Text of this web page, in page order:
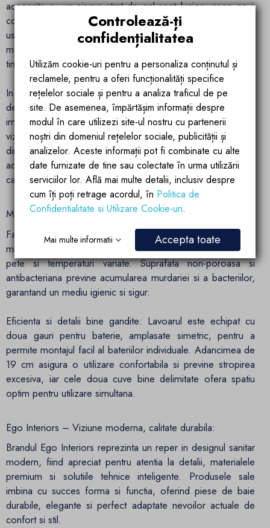
acoperita cu un singur strat de gel-coat lucios, ceea ce ii
confera stralucire uniforma, rezistenta sporita si o intretinere
usoara. Petele, urmele de apa si zgarieturile fine sunt mult
mai putin vizibile, iar aspectul estetic se mentine impecabil in
timp.
In plus, modelul Carrara Arabescato nu este doar
decorativ, ci si funcțional – ajuta la mascarea micilor
imperfectiuni de utilizare si confera un efect de textura
vizuala, fara a incarca designul general. Acest finisaj face
din lavoarul Paola nu doar un element sanitar, ci o
adevarata expresie de stil si rafinament, potrivita pentru cei
care apreciaza detaliile luxoase si durabile.
Material premium – compozit mineral antibacterian:
Fabricat din compozit mineral cu peste 90% particule
minerale, lavoarul este extrem de rezistent la zgarieturi,
pete si temperaturi variate. Suprafata non-poroasa si
antibacteriana previne acumularea murdariei si a bacteriilor,
garantand un mediu igienic si sigur.
Eficienta si detalii bine gandite: Lavoarul este echipat cu
doua gauri pentru baterie, amplasate simetric, pentru a
permite montajul facil al bateriilor individuale. Adancimea de
19 cm asigura o utilizare confortabila si previne stropirea
excesiva, iar cele doua cuve bine delimitate ofera spatiu
optim pentru utilizare simultana.
Ego Interiors – Viziune moderna, calitate durabila:
Brandul Ego Interiors reprezinta un reper in designul sanitar
modern, fiind apreciat pentru atentia la detalii, materialele
premium si solutiile tehnice inteligente. Produsele sale
imbina cu succes forma si functia, oferind piese de baie
durabile, elegante si perfect adaptate nevoilor actuale de
confort si stil.
Controlează-ți
confidențialitatea
Utilizăm cookie-uri pentru a personaliza conținutul și
reclamele, pentru a oferi funcționalități specifice
rețelelor sociale și pentru a analiza traficul de pe
site. De asemenea, împărtășim informații despre
modul în care utilizezi site-ul nostru cu partenerii
noștri din domeniul rețelelor sociale, publicității și
analizelor. Aceste informații pot fi combinate cu alte
date furnizate de tine sau colectate în urma utilizării
serviciilor lor. Află mai multe detalii, inclusiv despre
cum îți poți retrage acordul, în Politica de
Confidentialitate si Utilizare Cookie-uri.
Mai multe informatii Accepta toate